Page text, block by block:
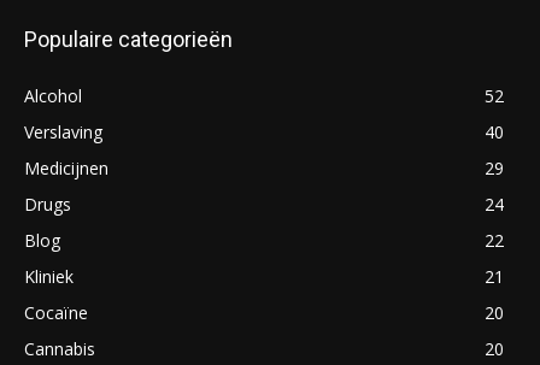
Populaire categorieën
Alcohol
52
Verslaving
40
Medicijnen
29
Drugs
24
Blog
22
Kliniek
21
Cocaïne
20
Cannabis
20